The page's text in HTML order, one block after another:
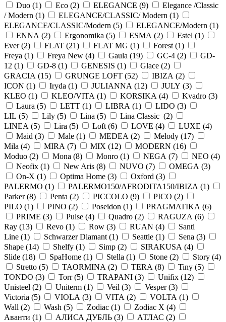
Duo (1) Eco (2) ELEGANCE (9)
Elegance /Classic
/ Modern (1) ELEGANCE/CLASSIC/ Modern (1)
ELEGANCE/CLASSIC/Modern (5) ELEGANCE/Modern (1)
ENNA (2) Ergonomika (5) ESMA (2) Estel (1)
Ever (2) FLAT (21) FLAT MG (1) Forest (1)
Freya (1) Freya New (4) Gaula (19) GC-4 (2)
GD-
12 (1) GD-8 (1) GENESIS (1) Glace (2)
GRACIA (15) GRUNGE LOFT (52) IBIZA (2)
ICON (1) Iryda (1) JULIANNA (12) JULY (3)
KLEO (1) KLEO/VITA (1) KORSIKA (4) Kvadro (3)
Laura (5) LETT (1) LIBRA (1) LIDO (3)
LIL (5) Lily (5) Lina (5) Lina Classic (2)
LINEA (5) Lira (5) Loft (6) LOVE (4) LUXE (4)
Maid (3) Male (1) MEDEA (2) Melody (17)
Mila (4) MIRA (7) MIX (12) MODERN (16)
Moduo (2) Mona (8) Monro (1) NEGA (7) NEO (4)
Neofix (1) New Aris (8) NUVO (7) OMEGA (3)
On-X (1) Optima Home (3) Oxford (3)
PALERMO (1) PALERMO150/AFRODITA150/IBIZA (1)
Parker (8) Penta (2) PICCOLO (9) PICO (2)
PILO (1) PINO (2) Poseidon (1) PRAGMATIKA (6)
PRIME (3) Pulse (4) Quadro (2) RAGUZA (6)
Ray (13) Revo (1) Row (3) RUAN (4)
Santi
Line (1) Schwarzer Diamant (1) Seattle (1) Sena (3)
Shape (14) Shelfy (1) Simp (2) SIRAKUSA (4)
Slide (18) SpaHome (1) Stella (1) Stone (2) Story (4)
Stretto (5) TAORMINA (2) TERA (8) Tiny (5)
TONDO (3) Torr (5) TRAPANI (3) Unifix (12)
Unisteel (2) Uniterm (1) Veil (3) Vesper (3)
Victoria (5) VIOLA (3) VITA (2) VOLTA (1)
Wall (2) Wash (5) Zodiac (1) Zodiac X (4)
Аванти (1) АЛИСА ДУБЛЬ (3) АТЛАС (2)